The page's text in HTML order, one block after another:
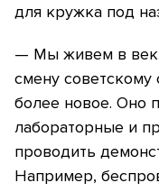
для кружка под
— Мы живем в век
смену
более новое. Оно
лабораторные и
проводить
Например,